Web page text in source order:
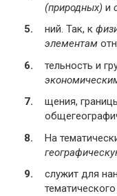
(природных) и
ний. Так, к
элементам
тельность и
щения,
На
служит для